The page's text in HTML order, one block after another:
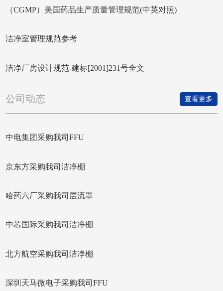
（CGMP）美国药品生产质量管理规范(中英对照)
洁净室管理规范参考
洁净厂房设计规范-建标[2001]231号​全文
公司动态 查看更多
中电集团采购我司FFU
京东方采购我司洁净棚
哈药六厂采购我司层流罩
中芯国际采购我司洁净棚
北方航空采购我司洁净棚
深圳天马微电子采购我司FFU